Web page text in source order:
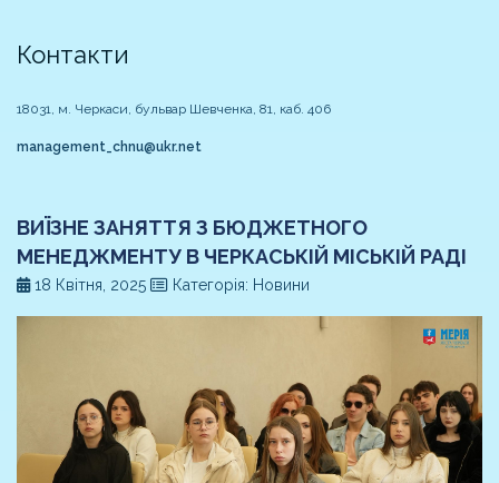
Контакти
18031, м. Черкаси, бульвар Шевченка, 81, каб. 406
management_chnu@ukr.net
ВИЇЗНЕ ЗАНЯТТЯ З БЮДЖЕТНОГО
МЕНЕДЖМЕНТУ В ЧЕРКАСЬКІЙ МІСЬКІЙ РАДІ
18 Квітня, 2025 Категорія: Новини